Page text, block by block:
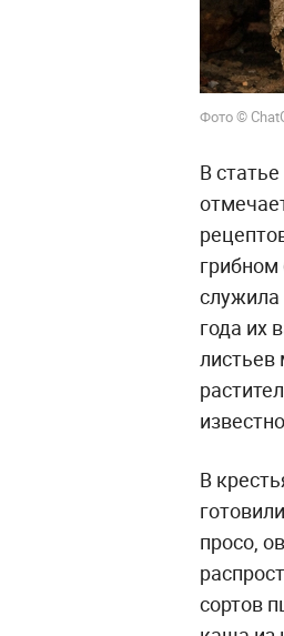
Фото ©
В
служила
года их
листьев
В
просо,
сортов